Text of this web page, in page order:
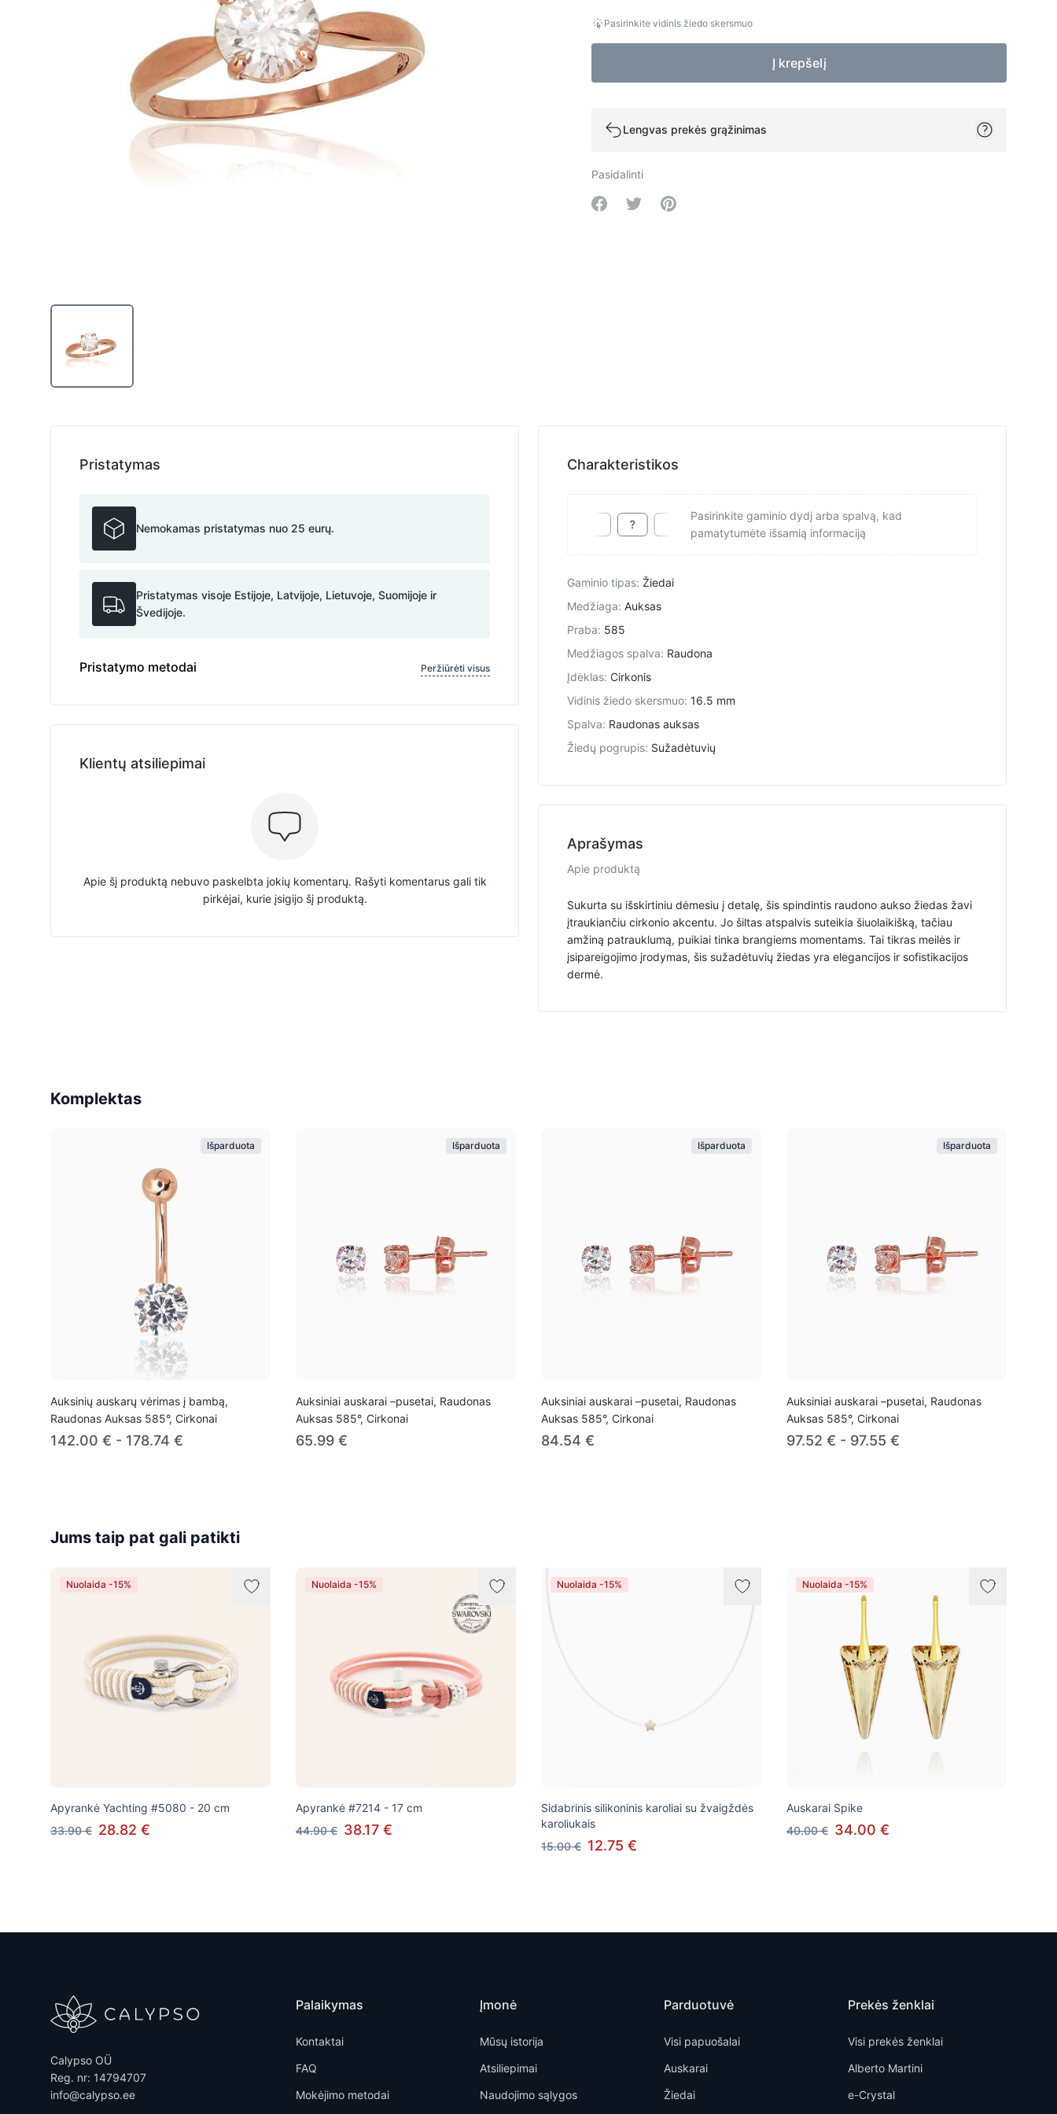
Pasirinkite vidinis žiedo skersmuo
Į krepšelį
Lengvas prekės grąžinimas
Pasidalinti
Share on Facebook
Share on Twitter
Share on Pinterest
Charakteristikos
Pasirinkite gaminio dydį arba spalvą, kad
pamatytumėte išsamią informaciją
Gaminio tipas: Žiedai
Medžiaga: Auksas
Praba: 585
Medžiagos spalva: Raudona
Įdėklas: Cirkonis
Vidinis žiedo skersmuo: 16.5 mm
Spalva: Raudonas auksas
Žiedų pogrupis: Sužadėtuvių
Aprašymas
Apie produktą
Sukurta su išskirtiniu dėmesiu į detalę, šis spindintis raudono aukso žiedas žavi
įtraukiančiu cirkonio akcentu. Jo šiltas atspalvis suteikia šiuolaikišką, tačiau
amžiną patrauklumą, puikiai tinka brangiems momentams. Tai tikras meilės ir
įsipareigojimo įrodymas, šis sužadėtuvių žiedas yra elegancijos ir sofistikacijos
dermė.
Pristatymas
Nemokamas pristatymas nuo 25 eurų.
Pristatymas visoje Estijoje, Latvijoje, Lietuvoje, Suomijoje ir
Švedijoje.
Pristatymo metodai Peržiūrėti visus
Klientų atsiliepimai
Apie šį produktą nebuvo paskelbta jokių komentarų. Rašyti komentarus gali tik
pirkėjai, kurie įsigijo šį produktą.
Komplektas
Išparduota
Auksinių auskarų vėrimas į bambą,
Raudonas Auksas 585°, Cirkonai
142.00 € - 178.74 €
Išparduota
Auksiniai auskarai –pusetai, Raudonas
Auksas 585°, Cirkonai
65.99 €
Išparduota
Auksiniai auskarai –pusetai, Raudonas
Auksas 585°, Cirkonai
84.54 €
Išparduota
Auksiniai auskarai –pusetai, Raudonas
Auksas 585°, Cirkonai
97.52 € - 97.55 €
Jums taip pat gali patikti
Nuolaida -15%
Apyrankė Yachting #5080 - 20 cm
33.90 € 28.82 €
Nuolaida -15%
Apyrankė #7214 - 17 cm
44.90 € 38.17 €
Nuolaida -15%
Sidabrinis silikoninis karoliai su žvaigždės
karoliukais
15.00 € 12.75 €
Nuolaida -15%
Auskarai Spike
40.00 € 34.00 €
Calypso OÜ
Reg. nr: 14794707
info@calypso.ee
Palaikymas
Kontaktai
FAQ
Mokėjimo metodai
Įmonė
Mūsų istorija
Atsiliepimai
Naudojimo sąlygos
Parduotuvė
Visi papuošalai
Auskarai
Žiedai
Prekės ženklai
Visi prekės ženklai
Alberto Martini
e-Crystal